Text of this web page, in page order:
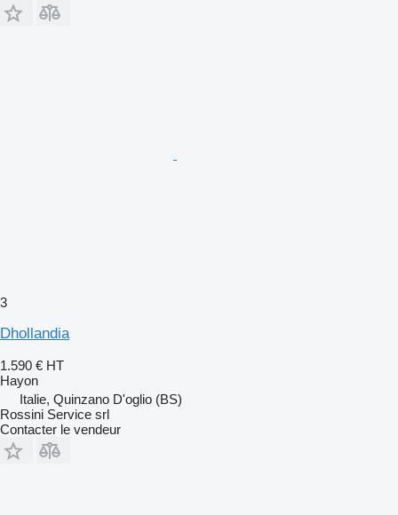
3
Dhollandia
1.590 € HT
Hayon
Italie, Quinzano D'oglio (BS)
Rossini Service srl
Contacter le vendeur